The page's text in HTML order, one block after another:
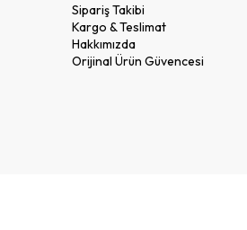
Sipariş Takibi
Kargo & Teslimat
Hakkımızda
Orijinal Ürün Güvencesi